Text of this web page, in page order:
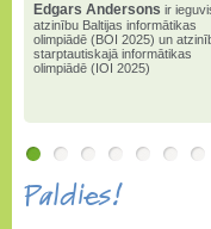
Edgars Andersons ir
atzinību Baltijas informātikas
olimpiādē (BOI 2025) un
starptautiskajā informātikas
olimpiādē (IOI 2025)
Paldies!